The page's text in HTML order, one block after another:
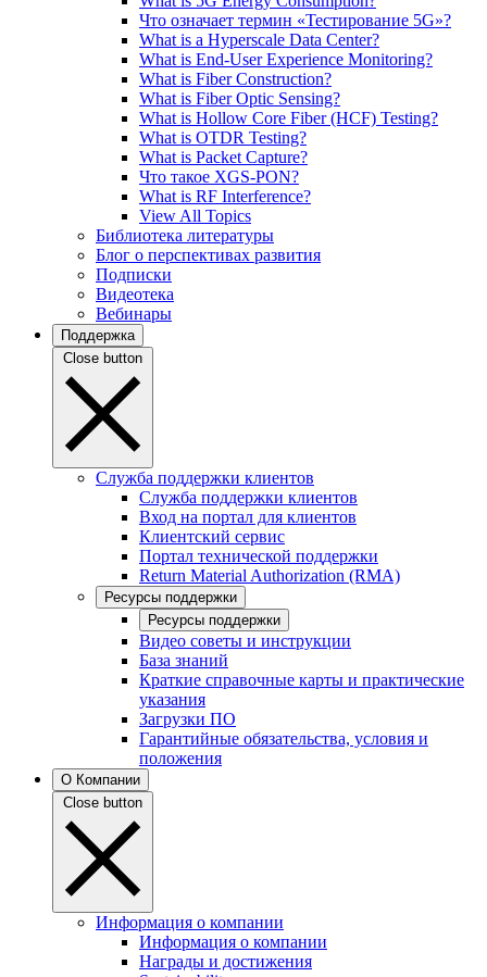
Что означает термин «Тестирование 5G»?
What is a Hyperscale Data Center?
What is End-User Experience Monitoring?
What is Fiber Construction?
What is Fiber Optic Sensing?
What is Hollow Core Fiber (HCF) Testing?
What is OTDR Testing?
What is Packet Capture?
Что такое XGS-PON?
What is RF Interference?
View All Topics
Библиотека литературы
Блог о перспективах развития
Подписки
Видеотека
Вебинары
Поддержка
Close button
Служба поддержки клиентов
Служба поддержки клиентов
Вход на портал для клиентов
Клиентский сервис
Портал технической поддержки
Return Material Authorization (RMA)
Ресурсы поддержки
Ресурсы поддержки
Видео советы и инструкции
База знаний
Краткие справочные карты и практические
указания
Загрузки ПО
Гарантийные обязательства, условия и
положения
О Компании
Close button
Информация о компании
Информация о компании
Награды и достижения